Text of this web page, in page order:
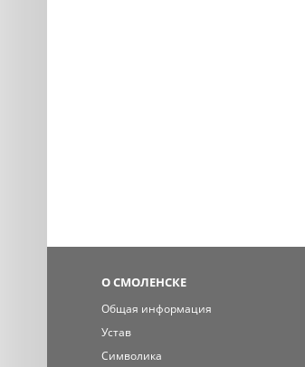
О СМОЛЕНСКЕ
Общая информация
Устав
Символика